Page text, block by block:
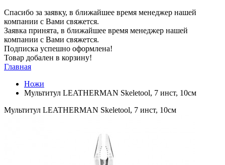
Спасибо за заявку, в ближайшее время менеджер нашей
компании с Вами свяжется.
Заявка принята, в ближайшее время менеджер нашей
компании с Вами свяжется.
Подписка успешно оформлена!
Товар добален в корзину!
Главная
Ножи
Мультитул LEATHERMAN Skeletool, 7 инст, 10см
Мультитул LEATHERMAN Skeletool, 7 инст, 10см